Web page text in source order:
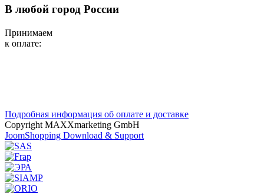
В любой город России
Принимаем
к оплате:
Подробная информация об оплате и доставке
Copyright MAXXmarketing GmbH
JoomShopping Download & Support